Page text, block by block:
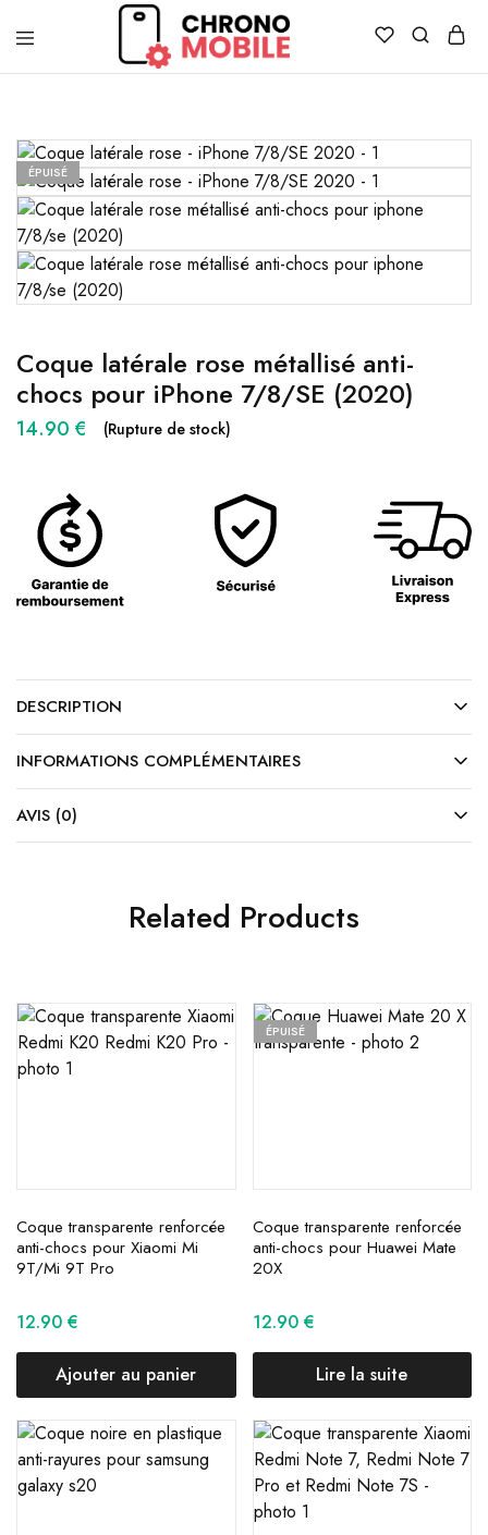
Chronomobile
Achat,
de
smartphones
et
tablettes
ÉPUISÉ
Coque latérale rose métallisé anti-
chocs pour iPhone 7/8/SE (2020)
14.90 € (Rupture de stock)
DESCRIPTION
INFORMATIONS COMPLÉMENTAIRES
AVIS (0)
Related Products
Coque transparente renforcée
anti-chocs pour Xiaomi Mi
9T/Mi 9T Pro
12.90 €
Ajouter au panier
ÉPUISÉ
Coque transparente renforcée
anti-chocs pour Huawei Mate
20X
12.90 €
Lire la suite